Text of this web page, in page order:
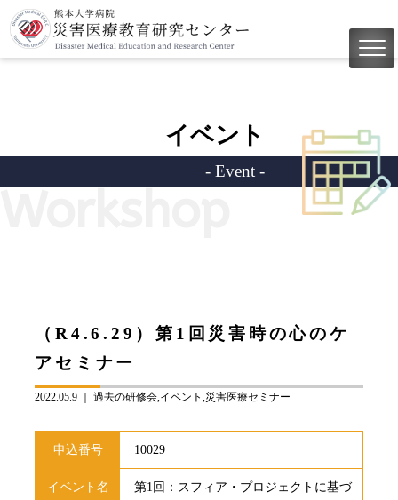
イベント
- Event -
（R4.6.29）第1回災害時の心のケ
アセミナー
2022.05.9 ｜過去の研修会 イベント 災害医療セミナー
申込番号 10029
イベント名
第1回：スフィア・プロジェクトに基づ